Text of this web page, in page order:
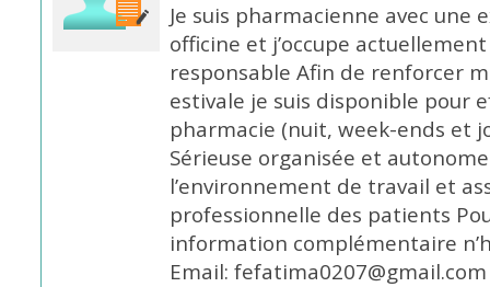
Je suis pharmacienne avec
officine et j’occupe
responsable Afin de renforcer
estivale je suis disponible pour
pharmacie (nuit, week-ends et
Sérieuse organisée et
l’environnement de travail et
professionnelle des patients
information complémentaire
Email: fefatima0207@gmail.com